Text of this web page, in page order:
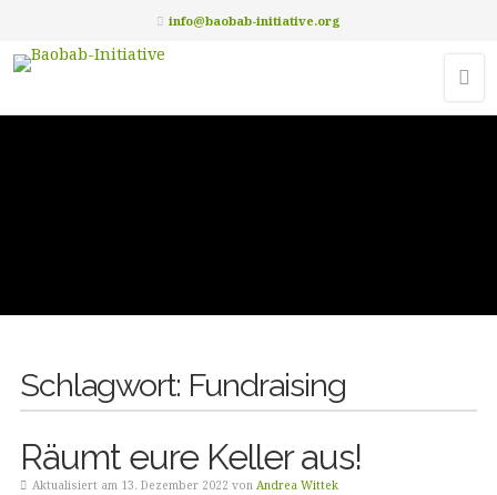
info@baobab-initiative.org
Schlagwort: Fundraising
Räumt eure Keller aus!
Aktualisiert am 13. Dezember 2022 von Andrea Wittek